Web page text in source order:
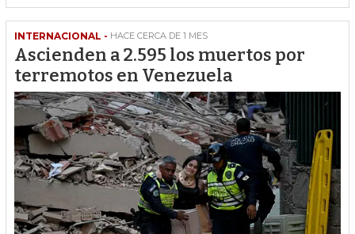
INTERNACIONAL - HACE CERCA DE 1 MES
Ascienden a 2.595 los muertos por
terremotos en Venezuela